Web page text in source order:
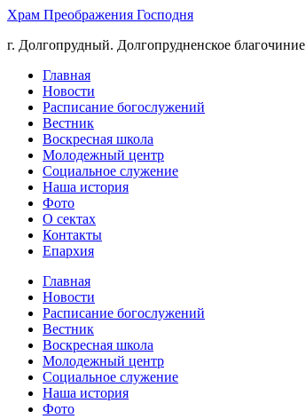
Храм Преображения Господня
г. Долгопрудный. Долгопрудненское благочиние
Главная
Новости
Расписание богослужений
Вестник
Воскресная школа
Молодежный центр
Социальное служение
Наша история
Фото
О сектах
Контакты
Епархия
Главная
Новости
Расписание богослужений
Вестник
Воскресная школа
Молодежный центр
Социальное служение
Наша история
Фото